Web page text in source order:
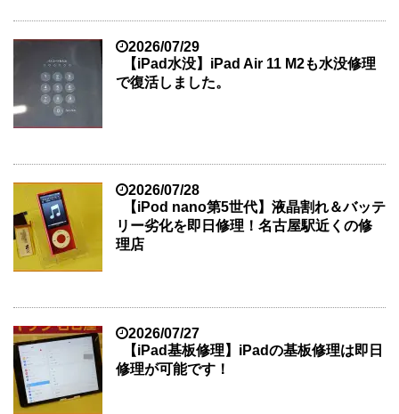
2026/07/29
【iPad水没】iPad Air 11 M2も水没修理
で復活しました。
2026/07/28
【iPod nano第5世代】液晶割れ＆バッテ
リー劣化を即日修理！名古屋駅近くの修
理店
2026/07/27
【iPad基板修理】iPadの基板修理は即日
修理が可能です！